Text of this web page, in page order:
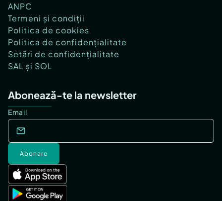
ANPC
Termeni și condiții
Politica de cookies
Politica de confidențialitate
Setări de confidențialitate
SAL și SOL
Abonează-te la newsletter
Email
Abonare